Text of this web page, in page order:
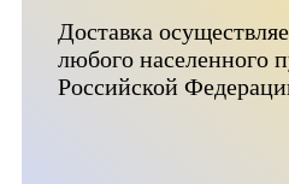
Доставка
любого населенного
Российской